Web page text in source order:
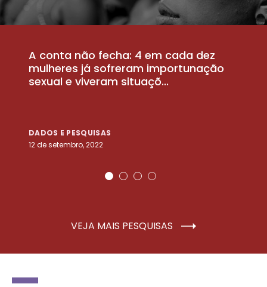
A conta não fecha: 4 em cada dez
mulheres já sofreram importunação
sexual e viveram situaçõ...
DADOS E PESQUISAS
12 de setembro, 2022
VEJA MAIS PESQUISAS